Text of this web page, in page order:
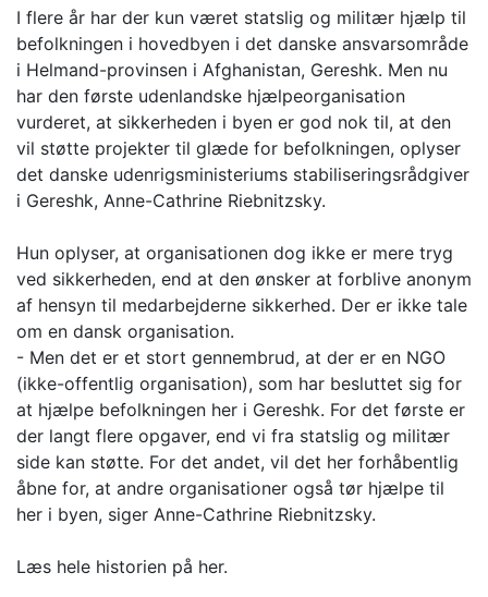
I flere år har der kun været statslig og militær hjælp til
befolkningen i hovedbyen i det danske ansvarsområde
i Helmand-provinsen i Afghanistan, Gereshk. Men nu
har den første udenlandske hjælpeorganisation
vurderet, at sikkerheden i byen er god nok til, at den
vil støtte projekter til glæde for befolkningen, oplyser
det danske udenrigsministeriums stabiliseringsrådgiver
i Gereshk, Anne-Cathrine Riebnitzsky.
Hun oplyser, at organisationen dog ikke er mere tryg
ved sikkerheden, end at den ønsker at forblive anonym
af hensyn til medarbejderne sikkerhed. Der er ikke tale
om en dansk organisation.
- Men det er et stort gennembrud, at der er en NGO
(ikke-offentlig organisation), som har besluttet sig for
at hjælpe befolkningen her i Gereshk. For det første er
der langt flere opgaver, end vi fra statslig og militær
side kan støtte. For det andet, vil det her forhåbentlig
åbne for, at andre organisationer også tør hjælpe til
her i byen, siger Anne-Cathrine Riebnitzsky.
Læs hele historien på her.